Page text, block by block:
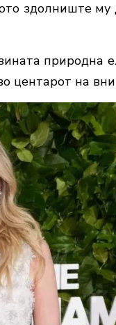
здолниште му
природна
центарот на